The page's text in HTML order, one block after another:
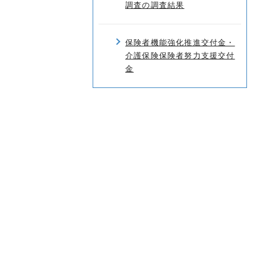
調査の調査結果
保険者機能強化推進交付金・
介護保険保険者努力支援交付
金